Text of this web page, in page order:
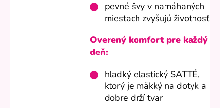
pevné švy v namáhaných
miestach zvyšujú životnosť
Overený komfort pre každý
deň:
hladký elastický SATTÉ,
ktorý je mäkký na dotyk a
dobre drží tvar